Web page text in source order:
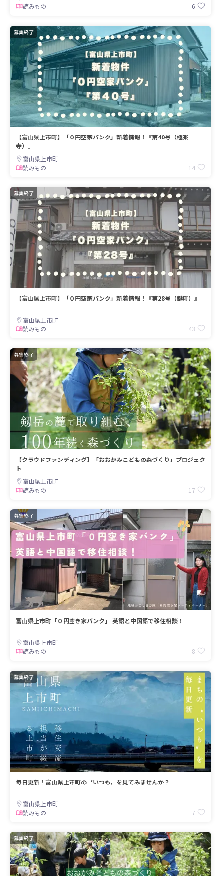
読みもの
6
募集終了
【富山県上市町】「０円空家バンク」新着情報！『第40号（極楽
寺）』
富山県上市町
読みもの
14
募集終了
【富山県上市町】「０円空家バンク」新着情報！『第28号（鍵町）』
富山県上市町
読みもの
43
募集終了
【クラウドファンディング】「おおかみこどもの森づくり」プロジェク
ト
富山県上市町
読みもの
17
募集終了
富山県上市町「０円空き家バンク」 英語と中国語で移住相談！
富山県上市町
読みもの
8
募集終了
毎日更新！富山県上市町の〝いつも〟を見てみませんか？
富山県上市町
読みもの
7
募集終了